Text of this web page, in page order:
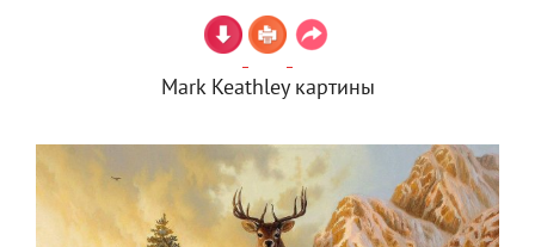
Mark Keathley картины